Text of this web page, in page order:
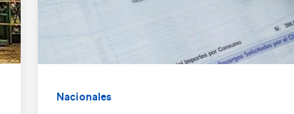
Nacionales